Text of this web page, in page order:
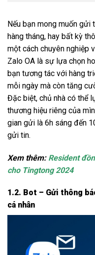
Nếu bạn mong muốn gửi
hàng tháng, hay bất kỳ
một cách chuyên nghiệp
Zalo OA là sự lựa chọn
bạn tương tác với hàng
mỗi ngày mà còn tăng
Đặc biệt, chủ nhà có thể
thương hiệu riêng của
gian gửi là 6h sáng đến
gửi tin.
Xem thêm: Resident
cho Tingtong 2024
1.2. Bot – Gửi thông
cá nhân